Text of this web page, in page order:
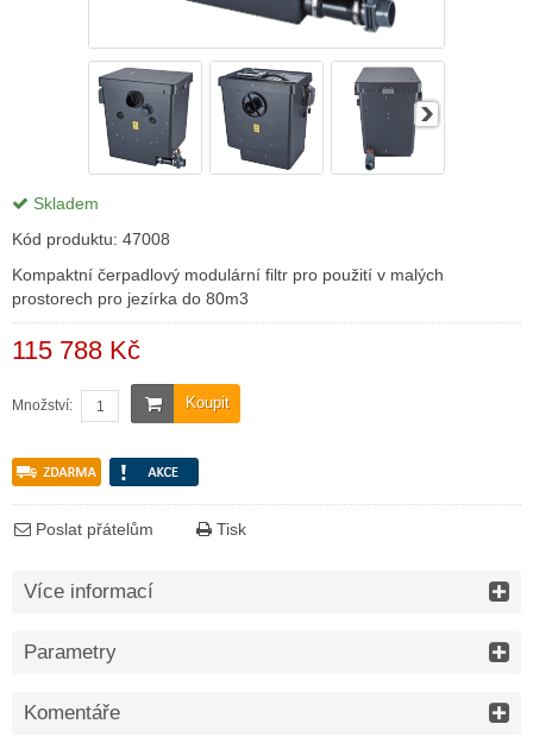
Skladem
Kód produktu: 47008
Kompaktní čerpadlový modulární filtr pro použití v malých
prostorech pro jezírka do 80m3
115 788 Kč
Koupit
Množství:
Poslat přátelům Tisk
Více informací
Parametry
Komentáře